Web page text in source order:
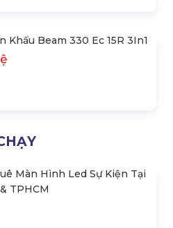
Khấu Beam 330 Ec 15R 3In1
Màn Hình Led Sự Kiện Tại
TPHCM